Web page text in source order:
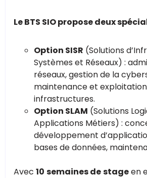
Le BTS SIO propose deux
Option SISR (Solutions
Systèmes et Réseaux) :
réseaux, gestion de la
maintenance et
infrastructures.
Option SLAM (Solutions
Applications Métiers) :
développement
bases de données,
Avec10 semaines de stageen